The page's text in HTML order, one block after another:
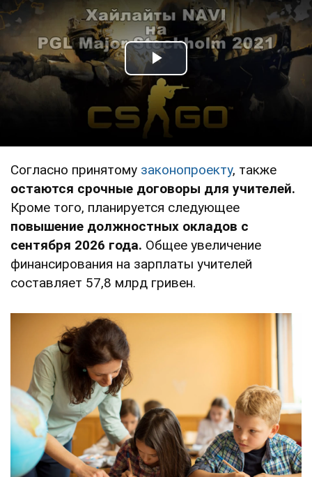
Play Video
Согласно принятому законопроекту, также
остаются срочные договоры для учителей.
Кроме того, планируется следующее
повышение должностных окладов с
сентября 2026 года. Общее увеличение
финансирования на зарплаты учителей
составляет 57,8 млрд гривен.